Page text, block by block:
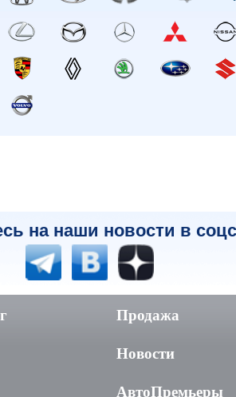
на наши новости в
Продажа
Новости
АвтоПремьеры